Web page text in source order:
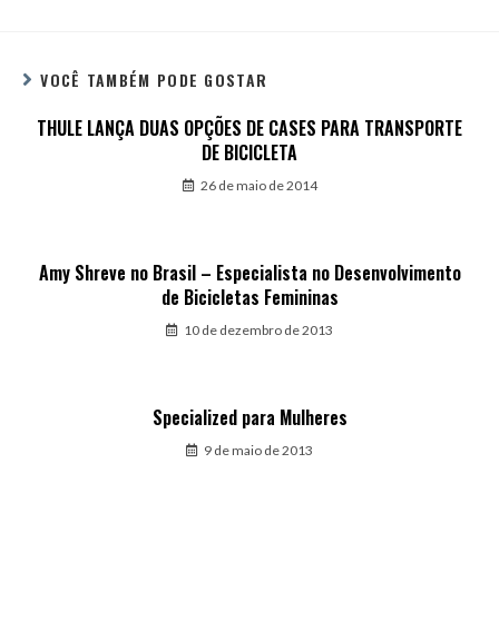
VOCÊ TAMBÉM PODE GOSTAR
THULE LANÇA DUAS OPÇÕES DE CASES PARA TRANSPORTE
DE BICICLETA
26 de maio de 2014
Amy Shreve no Brasil – Especialista no Desenvolvimento
de Bicicletas Femininas
10 de dezembro de 2013
Specialized para Mulheres
9 de maio de 2013